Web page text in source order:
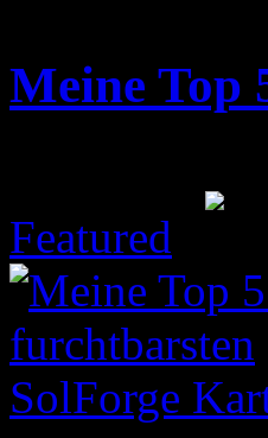
Meine Top
Featured